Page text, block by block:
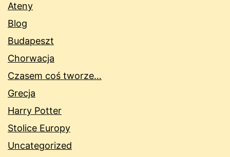
Ateny
Blog
Budapeszt
Chorwacja
Czasem coś tworze…
Grecja
Harry Potter
Stolice Europy
Uncategorized